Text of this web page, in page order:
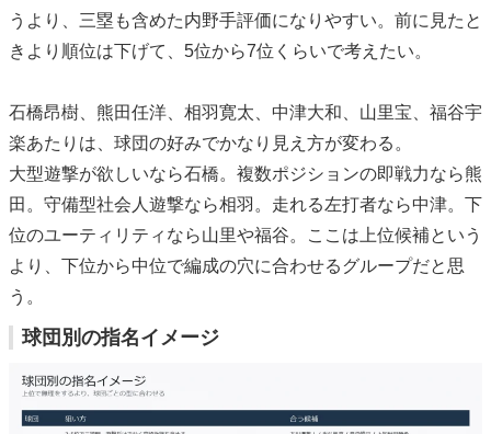
うより、三塁も含めた内野手評価になりやすい。前に見たと
きより順位は下げて、5位から7位くらいで考えたい。
石橋昂樹、熊田任洋、相羽寛太、中津大和、山里宝、福谷宇
楽あたりは、球団の好みでかなり見え方が変わる。
大型遊撃が欲しいなら石橋。複数ポジションの即戦力なら熊
田。守備型社会人遊撃なら相羽。走れる左打者なら中津。下
位のユーティリティなら山里や福谷。ここは上位候補という
より、下位から中位で編成の穴に合わせるグループだと思
う。
球団別の指名イメージ